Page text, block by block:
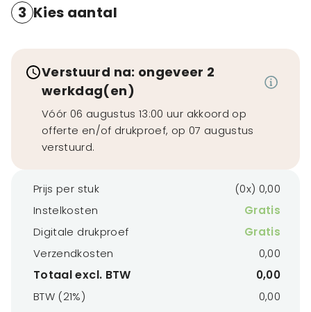
3 Kies aantal
Verstuurd na: ongeveer 2
werkdag(en)
Vóór 06 augustus 13:00 uur akkoord op
offerte en/of drukproef, op 07 augustus
verstuurd.
Prijs per stuk
(0x) 0,00
Instelkosten
Gratis
Digitale drukproef
Gratis
Verzendkosten
0,00
Totaal excl. BTW
0,00
BTW (21%)
0,00